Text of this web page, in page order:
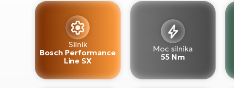
Silnik
Bosch Performance
Line SX
Moc silnika
55 Nm